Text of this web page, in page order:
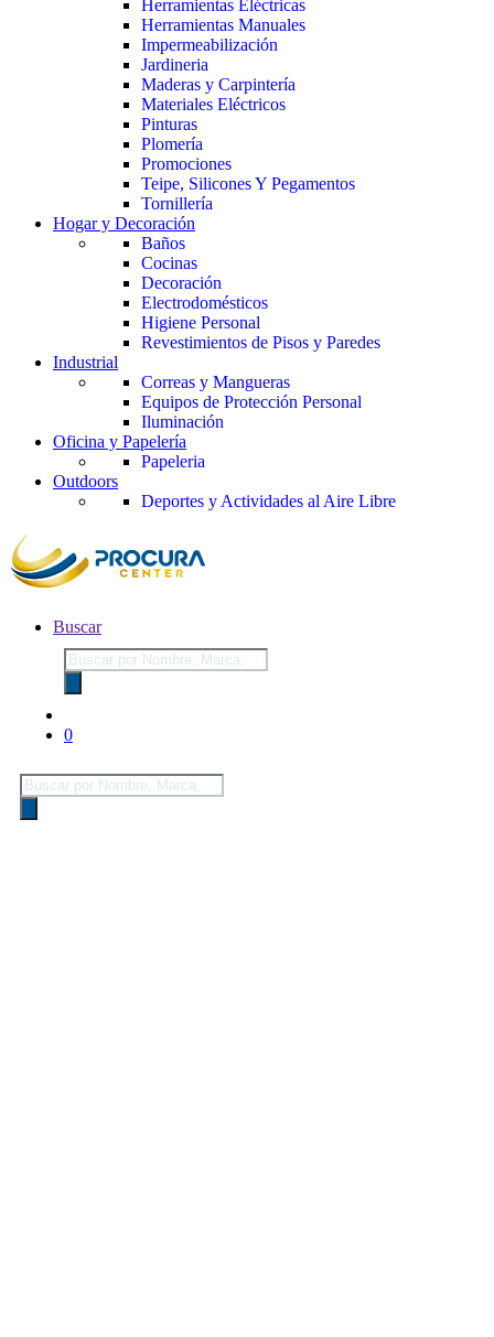
Herramientas Eléctricas
Herramientas Manuales
Impermeabilización
Jardineria
Maderas y Carpintería
Materiales Eléctricos
Pinturas
Plomería
Promociones
Teipe, Silicones Y Pegamentos
Tornillería
Hogar y Decoración
Baños
Cocinas
Decoración
Electrodomésticos
Higiene Personal
Revestimientos de Pisos y Paredes
Industrial
Correas y Mangueras
Equipos de Protección Personal
Iluminación
Oficina y Papelería
Papeleria
Outdoors
Deportes y Actividades al Aire Libre
Buscar
Búsqueda
de
productos
0
Búsqueda
de
productos